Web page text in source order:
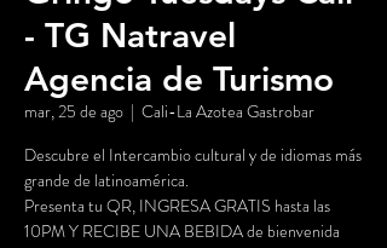
- TG Natravel
Agencia de Turismo
mar, 25 de ago
  |
Cali-La Azotea Gastrobar
Descubre el Intercambio cultural y de idiomas más
grande de latinoamérica.
Presenta tu QR, INGRESA GRATIS hasta las
10PM Y RECIBE UNA BEBIDA de bienvenida